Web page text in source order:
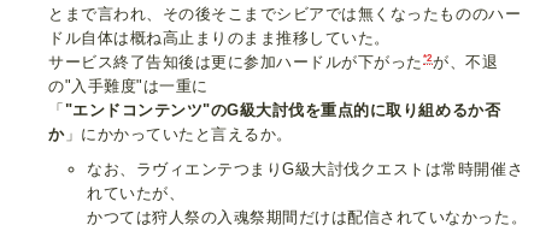
とまで言われ、その後そこまでシビアでは無くなったもののハー
ドル自体は概ね高止まりのまま推移していた。
サービス終了告知後は更に参加ハードルが下がった *2が、不退
の"入手難度"は一重に
「 "エンドコンテンツ"のG級大討伐を重点的に取り組めるか否
か」にかかっていたと言えるか。
なお、ラヴィエンテつまりG級大討伐クエストは常時開催さ
れていたが、
かつては狩人祭の入魂祭期間だけは配信されていなかった。